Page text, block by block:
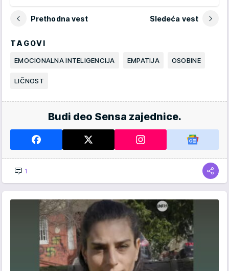
Prethodna vest Sledeća vest
TAGOVI
EMOCIONALNA INTELIGENCIJA EMPATIJA OSOBINE
LIČNOST
Budi deo Sensa zajednice.
1